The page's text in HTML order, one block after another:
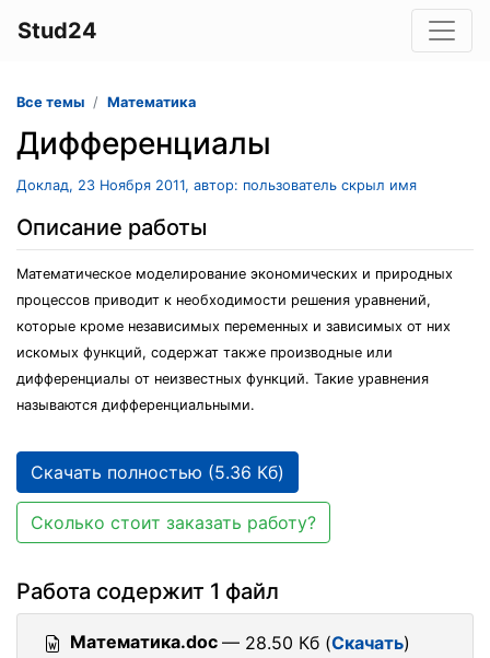
Stud24
Все темы Математика
Дифференциалы
Доклад, 23 Ноября 2011, автор: пользователь скрыл имя
Описание работы
Математическое моделирование экономических и природных
процессов приводит к необходимости решения уравнений,
которые кроме независимых переменных и зависимых от них
искомых функций, содержат также производные или
дифференциалы от неизвестных функций. Такие уравнения
называются дифференциальными.
Скачать полностью (5.36 Кб)
Сколько стоит заказать работу?
Работа содержит 1 файл
Математика.doc — 28.50 Кб (Скачать)